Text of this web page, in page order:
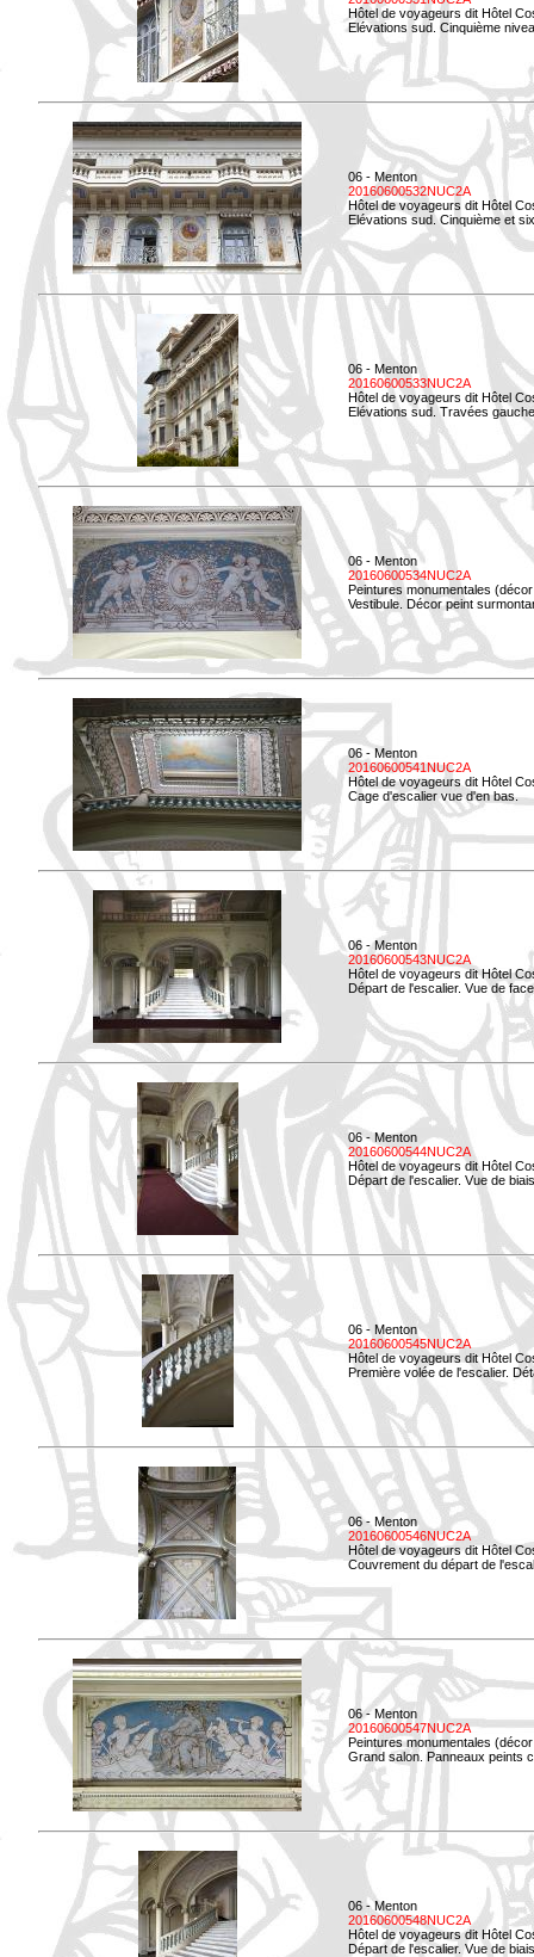
Hôtel de voyageurs dit Hôtel
Elévations sud. Cinquième
06 - Menton
20160600532NUC2A
Hôtel de voyageurs dit Hôtel
Elévations sud. Cinquième et
06 - Menton
20160600533NUC2A
Hôtel de voyageurs dit Hôtel
Elévations sud. Travées
06 - Menton
20160600534NUC2A
Peintures monumentales
Vestibule. Décor peint
06 - Menton
20160600541NUC2A
Hôtel de voyageurs dit Hôtel
Cage d'escalier vue d'en bas.
06 - Menton
20160600543NUC2A
Hôtel de voyageurs dit Hôtel
Départ de l'escalier. Vue de
06 - Menton
20160600544NUC2A
Hôtel de voyageurs dit Hôtel
Départ de l'escalier. Vue de
06 - Menton
20160600545NUC2A
Hôtel de voyageurs dit Hôtel
Première volée de l'escalier.
06 - Menton
20160600546NUC2A
Hôtel de voyageurs dit Hôtel
Couvrement du départ de
06 - Menton
20160600547NUC2A
Peintures monumentales
Grand salon. Panneaux peints
06 - Menton
20160600548NUC2A
Hôtel de voyageurs dit Hôtel
Départ de l'escalier. Vue de